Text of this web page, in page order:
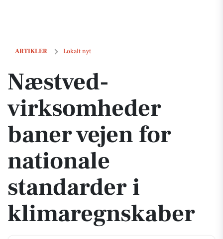
ARTIKLER Lokalt nyt
Næstved-virksomheder baner vejen for nationale standarder i
Næstved-
virksomheder
baner vejen for
nationale
standarder i
klimaregnskaber